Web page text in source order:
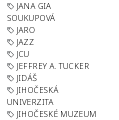
JANA GIA
SOUKUPOVÁ
JARO
JAZZ
JCU
JEFFREY A. TUCKER
JIDÁŠ
JIHOČESKÁ
UNIVERZITA
JIHOČESKÉ MUZEUM